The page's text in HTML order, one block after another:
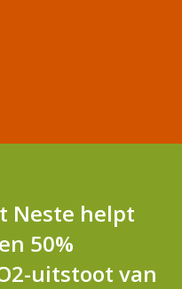
Neste helpt
50%
uitstoot van